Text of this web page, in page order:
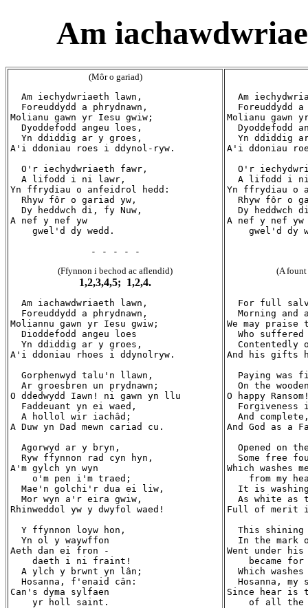
Am
(Môr o gariad)
  Am iechydwriaeth lawn,
  Foreuddydd a phrydnawn,
Molianu gawn yr Iesu gwiw;
  Dyoddefodd angeu loes,
  Yn ddiddig ar y groes,
A'i ddoniau roes i ddynol-ryw.
  O'r iechydwriaeth fawr,
  A lifodd i ni lawr,
Yn ffrydiau o anfeidrol hedd:
  Rhyw fôr o gariad yw,
  Dy heddwch di, fy Nuw,
A nef y nef yw
    gwel'd dy wedd.
- - - - -
(Ffynnon i bechod ac aflendid)
1,2,3,4,5; 1,2,4.
  Am iachawdwriaeth lawn,
  Foreuddydd a phrydnawn,
Moliannu gawn yr Iesu gwiw;
  Dioddefodd angeu loes
  Yn ddiddig ar y groes,
A'i ddoniau rhoes i ddynolryw.
  Gorphenwyd talu'n llawn,
  Ar groesbren un prydnawn;
O ddedwydd Iawn! ni gawn yn llu
  Faddeuant yn ei waed,
  A hollol wir iachâd;
A Duw yn Dad mewn cariad cu.
  Agorwyd ar y bryn,
  Ryw ffynnon rad cyn hyn,
A'm gylch yn wyn
    o'm pen i'm traed;
  Mae'n golchi'r dua ei liw,
  Mor wyn a'r eira gwiw,
Rhinweddol yw y dwyfol waed!
  Y ffynnon loyw hon,
  Yn ol y waywffon
Aeth dan ei fron -
    daeth i ni fraint!
  A ylch y brwnt yn lân;
  Hosanna, f'enaid cân:
Can's dyma sylfaen
    yr holl saint.
Am
Foreuddydd a
Molianu gawn
Dyoddefodd
Yn ddiddig
A'i ddoniau
O'r
A lifodd i
Yn ffrydiau o
Rhyw fôr o
Dy heddwch
A nef y nef yw
gwel'd dy
(A fount
For full
Morning and
We may praise
Who suffered
Contentedly
And his gifts
Paying was
On the
O happy
Forgiveness
And
And God as a
Opened on
Some free
Which washes
from my
It is
As white as
Full of merit
This shining
In the mark
Went under
became for
Which washes
Hosanna, my
Since hear is
of all the